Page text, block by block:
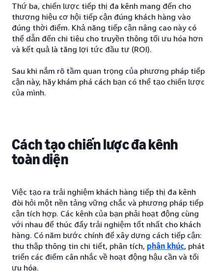
Thứ ba, chiến lược tiếp thị đa kênh mang đến cho
thương hiệu cơ hội tiếp cận đúng khách hàng vào
đúng thời điểm. Khả năng tiếp cận nâng cao này có
thể dẫn đến chi tiêu cho truyền thông tối ưu hóa hơn
và kết quả là tăng lợi tức đầu tư (ROI).
Sau khi nắm rõ tầm quan trọng của phương pháp tiếp
cận này, hãy khám phá cách bạn có thể tạo chiến lược
của mình.
Cách tạo chiến lược đa kênh
toàn diện
Việc tạo ra trải nghiệm khách hàng tiếp thị đa kênh
đòi hỏi một nền tảng vững chắc và phương pháp tiếp
cận tích hợp. Các kênh của bạn phải hoạt động cùng
với nhau để thúc đẩy trải nghiệm tốt nhất cho khách
hàng. Có năm bước chính để xây dựng cách tiếp cận:
thu thập thông tin chi tiết, phân tích, phân khúc, phát
triển các điểm cân nhắc về hoạt động hậu cần và tối
ưu hóa.